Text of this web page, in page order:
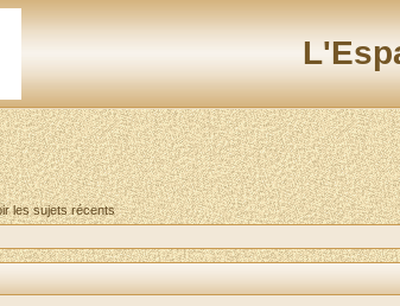
les sujets récents